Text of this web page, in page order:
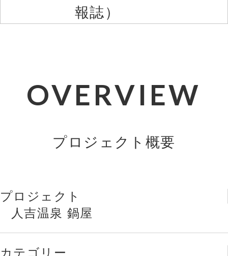
報誌）
OVERVIEW
プロジェクト概要
プロジェクト
人吉温泉 鍋屋
カテゴリー